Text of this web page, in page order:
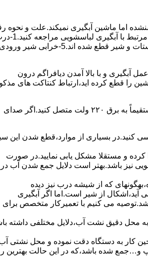
اﻣﺎ ﻣﺎﺷﯿﻦ آﺑﮕﯿﺮی نمیکند.ﻋﻠﺖ و نحوه
مشکل:آبگیری کند ماشین لباسشویی و یا آبگیر نکردن آن می تواند دلایل متفاوتی داشته باشد.برای مطالعه بیشتر می
ﻣﺎﺷﯿﻦ ﺑﺎز اﺳﺖ.2-ﻣﯿﮑﺮوﺳﻮﺋﯿﭻ ﺧﺮاب اﺳﺖ.3-ﻫﯿﺪرواﺳﺘﺎت ﺧﺮاب اﺳﺖ.4-سیمهای راﺑﻂ ﺑﯿﻦ ﮐﻠﯿﺪ ﺗﺎﯾﻤﺮ لباسشویی،ﻣﯿﮑﺮوﺳﻮﺋﯿﭻ،ﻫﯿﺪرواﺳﺘﺎت و ﺷﯿﺮ ﻗﻄﻊ ﺷﺪه اند.5-خرابی شیر ورودی
ﺧﺮاب اﺳﺖ.نحوه رﻓﻊ:ﭘﺲ از اﺗﻤﺎم عمل آﺑﮕﯿﺮی و ﺑﺎ ﺑﺎﻻ آﻣﺪن دﯾﺎﻓﺮاﮔﻢ درون
ﺑﺮق ﻣﺎﺷﯿﻦ را ﻗﻄﻊ کرده اید،ارﺗﺒﺎط ﮐﻨﺘﺎﮐﺖ ﻫﺎی
۲٫ ﻣﻮﺗﻮر ﺗﺎﯾﻤﺮ لباسشویی ﺳﻮﺧﺘﻪ اﺳﺖ.نحوه رﻓﻊ:سیمهای ﺑﻮﺑﯿﻦ ﻣﻮﺗﻮر ﺗﺎﯾﻤﺮ ماشین لباسشویی را از ﺳﺎﯾﺮ قسمتهای ﻣﺪار ﺟﺪا کرده و مستقیماً ﺑﻪ برق ۲۲۰ وﻟﺖ ﻣﺘﺼﻞ کنید.اﮔﺮ ﺻﺪای
ﮐﻨﯿﺪ.در ﺑﺴﯿﺎری از موارد،ﻗﻄﻊ ﺷﺪن اﯾﻦ
کرده و مستقلا مشکل یابی نمایید.در صورت
نیز باشد.بهتر است دلایل جمع شدن آب در
ﮐﻪ از ﺷﯿﺸﻪ درب ﻧﯿﺰ دﯾﺪه
از شیر است.اما اگر آبگیری
می کنیم با تعمیرکار متخصص
محل دقیق نشت آب،دلایل مختلفی داشته
کار به دستگاه دقت نموده و ﻣﺤﻞ نشتی
شده ﺑﺎﺷﺪ،ﮐﻪ در این حالت بهترین